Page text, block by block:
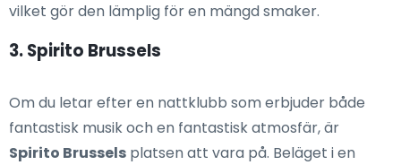
vilket gör den lämplig för en mängd smaker.
3. Spirito Brussels
Om du letar efter en nattklubb som erbjuder både
fantastisk musik och en fantastisk atmosfär, är
Spirito Brussels platsen att vara på. Beläget i en